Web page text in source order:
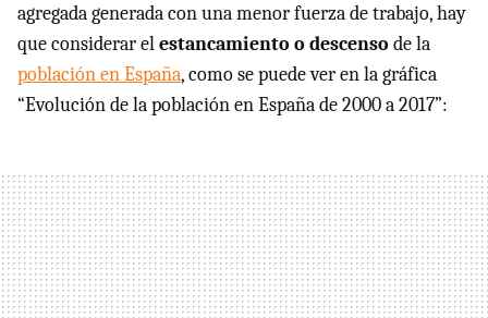
agregada generada con una menor fuerza de trabajo, hay
que considerar elestancamiento o descenso de la
población en España, como se puede ver en la gráfica
“Evolución de la población en España de 2000 a 2017”: